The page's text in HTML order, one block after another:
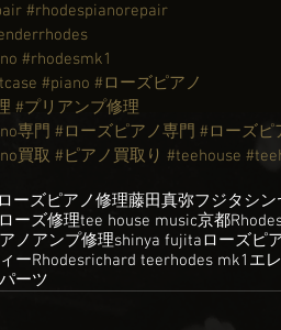
#rhodespianorepair
#rhodesmk1
#piano #ローズピアノ
#プリアンプ修理
専門 #ローズピアノ専門 #ローズピ
買取 #ピアノ買取り #teehouse
ローズピアノ修理藤田真弥フジタシン
ローズ修理tee house music京都
ノ アンプ修理shinya fujitaローズピ
ーRhodesrichard teerhodes mk1 エ
ーツ